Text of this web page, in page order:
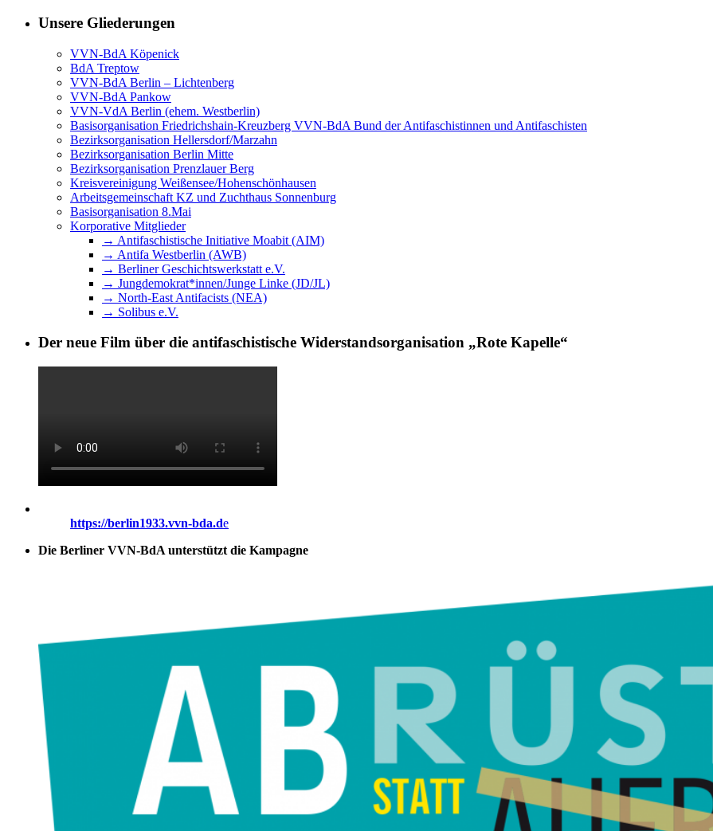
Unsere Gliederungen
VVN-BdA Köpenick
BdA Treptow
VVN-BdA Berlin – Lichtenberg
VVN-BdA Pankow
VVN-VdA Berlin (ehem. Westberlin)
Basisorganisation Friedrichshain-Kreuzberg VVN-BdA Bund der Antifaschistinnen und Antifaschisten
Bezirksorganisation Hellersdorf/Marzahn
Bezirksorganisation Berlin Mitte
Bezirksorganisation Prenzlauer Berg
Kreisvereinigung Weißensee/Hohenschönhausen
Arbeitsgemeinschaft KZ und Zuchthaus Sonnenburg
Basisorganisation 8.Mai
Korporative Mitglieder
→ Antifaschistische Initiative Moabit (AIM)
→ Antifa Westberlin (AWB)
→ Berliner Geschichtswerkstatt e.V.
→ Jungdemokrat*innen/Junge Linke (JD/JL)
→ North-East Antifacists (NEA)
→ Solibus e.V.
Der neue Film über die antifaschistische Widerstandsorganisation „Rote Kapelle“
https://berlin1933.vvn-bda.de
Die Berliner VVN-BdA unterstützt die Kampagne